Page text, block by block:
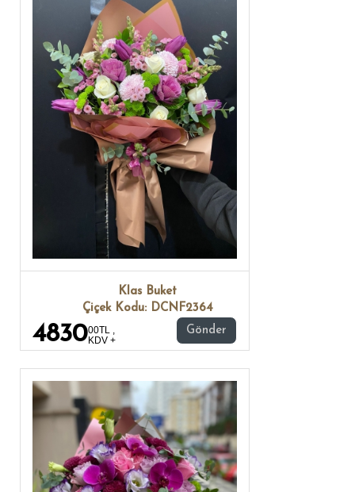
Klas Buket
Çiçek Kodu: DCNF2364
483000TL ,
KDV +
Gönder